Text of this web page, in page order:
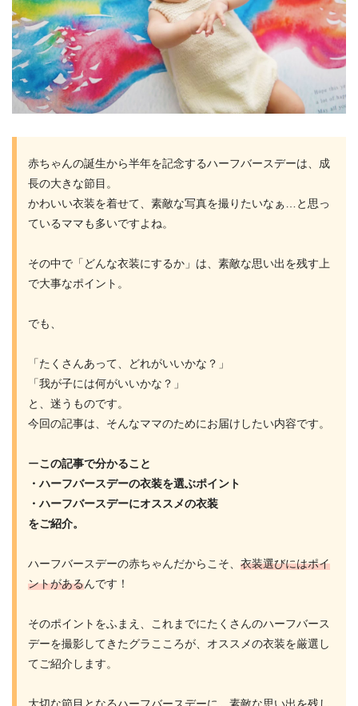
赤ちゃんの誕生から半年を記念するハーフバースデーは、成
長の大きな節目。
かわいい衣装を着せて、素敵な写真を撮りたいなぁ…と思っ
ているママも多いですよね。
その中で「どんな衣装にするか」は、素敵な思い出を残す上
で大事なポイント。
でも、
「たくさんあって、どれがいいかな？」
「我が子には何がいいかな？」
と、迷うものです。
今回の記事は、そんなママのためにお届けしたい内容です。
ーこの記事で分かること
・ハーフバースデーの衣装を選ぶポイント
・ハーフバースデーにオススメの衣装
をご紹介。
ハーフバースデーの赤ちゃんだからこそ、衣装選びにはポイ
ントがあるんです！
そのポイントをふまえ、これまでにたくさんのハーフバース
デーを撮影してきたグラこころが、オススメの衣装を厳選し
てご紹介します。
大切な節目となるハーフバースデーに、素敵な思い出を残し